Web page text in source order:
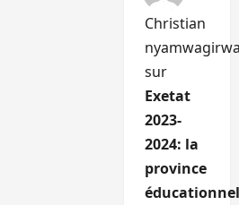
Christian
sur
Exetat
2023-
2024: la
province